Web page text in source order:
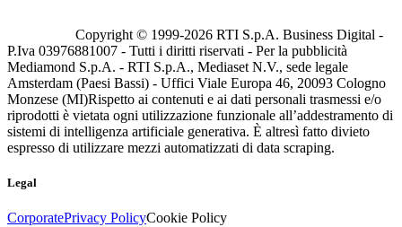
Copyright © 1999-2026 RTI S.p.A. Business Digital -
P.Iva 03976881007 - Tutti i diritti riservati - Per la pubblicità
Mediamond S.p.A. - RTI S.p.A., Mediaset N.V., sede legale
Amsterdam (Paesi Bassi) - Uffici Viale Europa 46, 20093 Cologno
Monzese (MI)Rispetto ai contenuti e ai dati personali trasmessi e/o
riprodotti è vietata ogni utilizzazione funzionale all’addestramento di
sistemi di intelligenza artificiale generativa. È altresì fatto divieto
espresso di utilizzare mezzi automatizzati di data scraping.
Legal
CorporatePrivacy PolicyCookie Policy